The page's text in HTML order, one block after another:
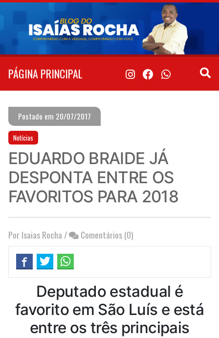
Pular
conteúdo
PÁGINA PRINCIPAL
Postado em 20/07/2017
Notícias
EDUARDO BRAIDE JÁ
DESPONTA ENTRE OS
FAVORITOS PARA 2018
Por Isaias Rocha / Comentários (0)
Deputado estadual é
favorito em São Luís e está
entre os três principais